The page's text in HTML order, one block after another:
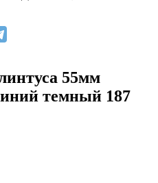
55мм
темный 187